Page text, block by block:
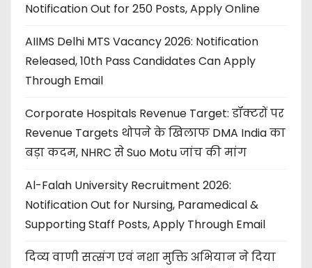
Notification Out for 250 Posts, Apply Online
AIIMS Delhi MTS Vacancy 2026: Notification
Released, 10th Pass Candidates Can Apply
Through Email
Corporate Hospitals Revenue Target: डॉक्टरों पर
Revenue Targets थोपने के खिलाफ DMA India का
बड़ा कदम, NHRC से Suo Motu जांच की मांग
Al-Falah University Recruitment 2026:
Notification Out for Nursing, Paramedical &
Supporting Staff Posts, Apply Through Email
दिव्य वाणी सत्संग एवं नशा मुक्ति अभियान ने दिया